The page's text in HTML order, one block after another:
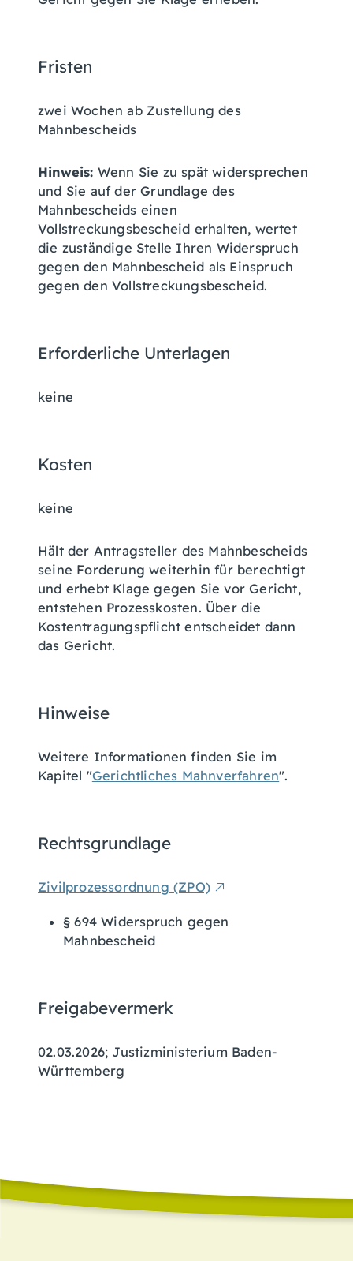
Fristen
zwei Wochen ab Zustellung des
Mahnbescheids
Hinweis: Wenn Sie zu spät widersprechen
und Sie auf der Grundlage des
Mahnbescheids einen
Vollstreckungsbescheid erhalten, wertet
die zuständige Stelle Ihren Widerspruch
gegen den Mahnbescheid als Einspruch
gegen den Vollstreckungsbescheid.
Erforderliche Unterlagen
keine
Kosten
keine
Hält der Antragsteller des Mahnbescheids
seine Forderung weiterhin für berechtigt
und erhebt Klage gegen Sie vor Gericht,
entstehen Prozesskosten. Über die
Kostentragungspflicht entscheidet dann
das Gericht.
Hinweise
Weitere Informationen finden Sie im
Kapitel "Gerichtliches Mahnverfahren".
Rechtsgrundlage
Zivilprozessordnung (ZPO)
§ 694 Widerspruch gegen
Mahnbescheid
Freigabevermerk
02.03.2026; Justizministerium Baden-
Württemberg